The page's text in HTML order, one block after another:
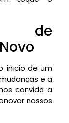
de
início de um
e a
convida a
nossos